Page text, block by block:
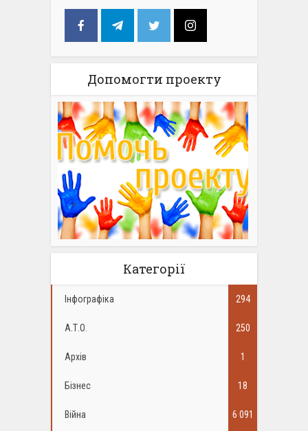
Допомогти проекту
Категорії
Інфографіка 294
А.Т.О. 250
Архів 1
Бізнес 18
Війна 6 091